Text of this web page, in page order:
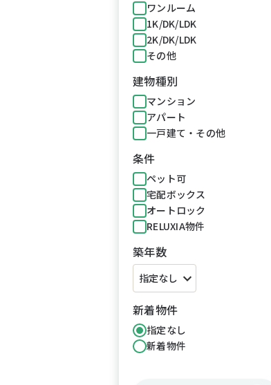
ワンルーム
1K/DK/LDK
2K/DK/LDK
その他
建物種別
マンション
アパート
一戸建て・その他
条件
ペット可
宅配ボックス
オートロック
RELUXIA物件
築年数
新着物件
指定なし
新着物件